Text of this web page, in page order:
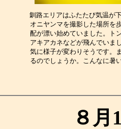
釧路エリアはふたたび気温が
オニヤンマを撮影した場所を
配が漂い始めていました。ト
アキアカネなどが飛んでいま
気に様子が変わりそうです。
るのでしょうか。こんなに
８月